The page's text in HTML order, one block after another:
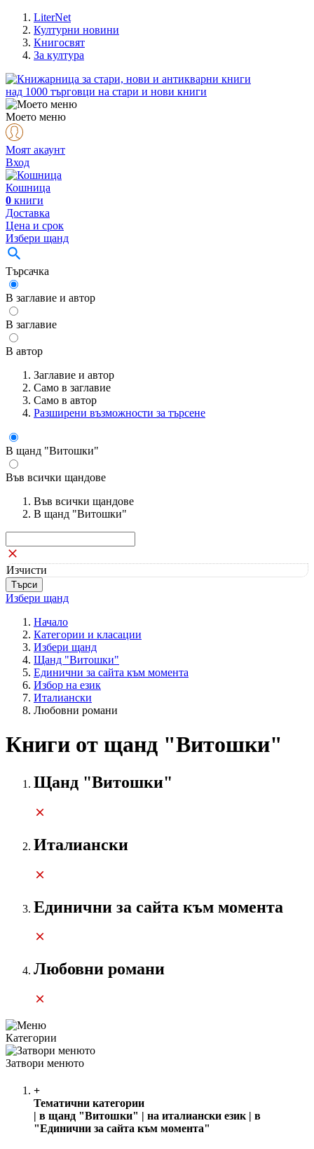
LiterNet
Културни новини
Книгосвят
За култура
над 1000 търговци на стари и нови книги
Моето меню
Моят акаунт
Вход
Кошница
0 книги
Доставка
Цена и срок
Избери щанд
Търсачка
В заглавие и автор
В заглавие
В автор
Заглавие и автор
Само в заглавие
Само в автор
Разширени възможности за търсене
В щанд "Витошки"
Във всички щандове
Във всички щандове
В щанд "Витошки"
Изчисти
Избери щанд
Начало
Категории и класации
Избери щанд
Щанд "Витошки"
Единични за сайта към момента
Избор на език
Италиански
Любовни романи
Книги от щанд "Витошки"
Щанд "Витошки"
Италиански
Единични за сайта към момента
Любовни романи
Категории
Затвори менюто
+
Тематични категории
| в щанд "Витошки" | на италиански език | в
"Единични за сайта към момента"